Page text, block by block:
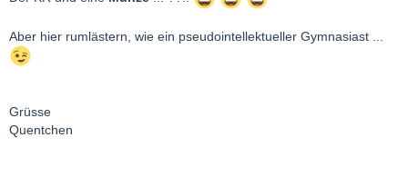
Aber hier rumlästern, wie ein pseudointellektueller Gymnasiast ...
Grüsse
Quentchen